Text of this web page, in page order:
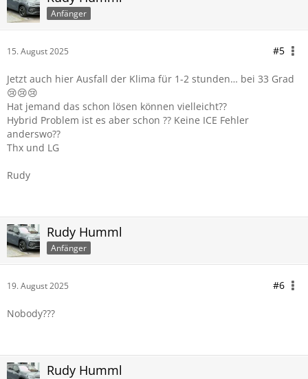
Anfänger
15. August 2025 #5
Jetzt auch hier Ausfall der Klima für 1-2 stunden… bei 33 Grad
😢😢😢
Hat jemand das schon lösen können vielleicht??
Hybrid Problem ist es aber schon ?? Keine ICE Fehler
anderswo??
Thx und LG
Rudy
Rudy Humml
Anfänger
19. August 2025 #6
Nobody???
Rudy Humml